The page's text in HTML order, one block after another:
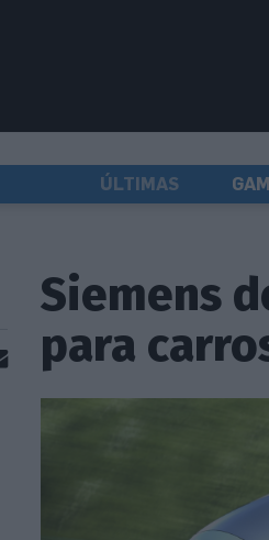
ÚLTIMAS
Siemens
para